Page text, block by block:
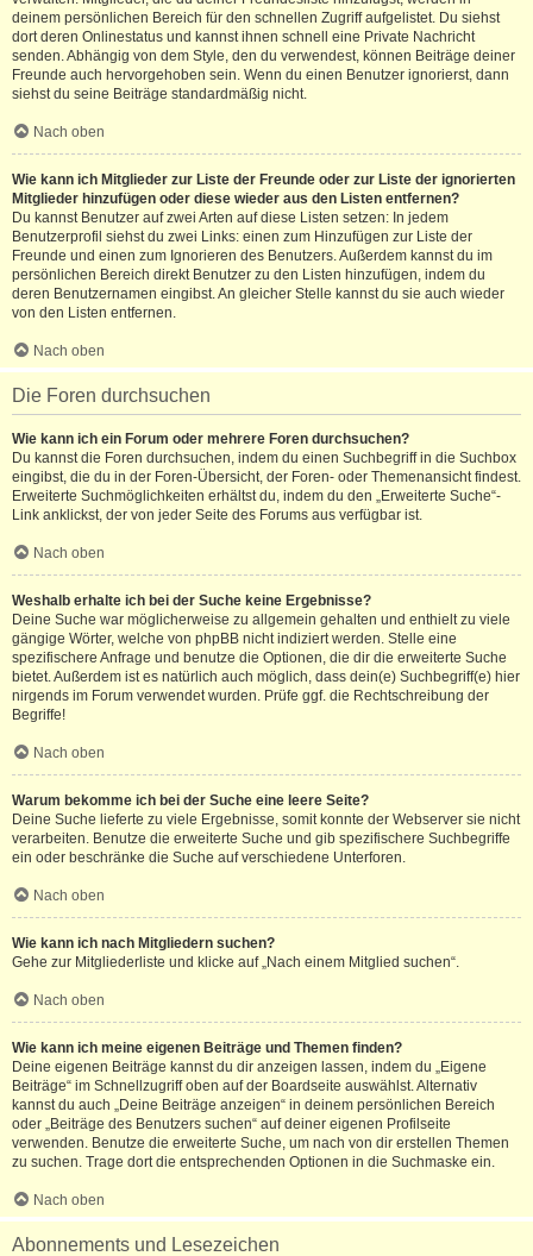
deinem persönlichen Bereich für den schnellen Zugriff aufgelistet. Du siehst
dort deren Onlinestatus und kannst ihnen schnell eine Private Nachricht
senden. Abhängig von dem Style, den du verwendest, können Beiträge deiner
Freunde auch hervorgehoben sein. Wenn du einen Benutzer ignorierst, dann
siehst du seine Beiträge standardmäßig nicht.
Nach oben
Wie kann ich Mitglieder zur Liste der Freunde oder zur Liste der ignorierten
Mitglieder hinzufügen oder diese wieder aus den Listen entfernen?
Du kannst Benutzer auf zwei Arten auf diese Listen setzen: In jedem
Benutzerprofil siehst du zwei Links: einen zum Hinzufügen zur Liste der
Freunde und einen zum Ignorieren des Benutzers. Außerdem kannst du im
persönlichen Bereich direkt Benutzer zu den Listen hinzufügen, indem du
deren Benutzernamen eingibst. An gleicher Stelle kannst du sie auch wieder
von den Listen entfernen.
Nach oben
Die Foren durchsuchen
Wie kann ich ein Forum oder mehrere Foren durchsuchen?
Du kannst die Foren durchsuchen, indem du einen Suchbegriff in die Suchbox
eingibst, die du in der Foren-Übersicht, der Foren- oder Themenansicht findest.
Erweiterte Suchmöglichkeiten erhältst du, indem du den „Erweiterte Suche“-
Link anklickst, der von jeder Seite des Forums aus verfügbar ist.
Nach oben
Weshalb erhalte ich bei der Suche keine Ergebnisse?
Deine Suche war möglicherweise zu allgemein gehalten und enthielt zu viele
gängige Wörter, welche von phpBB nicht indiziert werden. Stelle eine
spezifischere Anfrage und benutze die Optionen, die dir die erweiterte Suche
bietet. Außerdem ist es natürlich auch möglich, dass dein(e) Suchbegriff(e) hier
nirgends im Forum verwendet wurden. Prüfe ggf. die Rechtschreibung der
Begriffe!
Nach oben
Warum bekomme ich bei der Suche eine leere Seite?
Deine Suche lieferte zu viele Ergebnisse, somit konnte der Webserver sie nicht
verarbeiten. Benutze die erweiterte Suche und gib spezifischere Suchbegriffe
ein oder beschränke die Suche auf verschiedene Unterforen.
Nach oben
Wie kann ich nach Mitgliedern suchen?
Gehe zur Mitgliederliste und klicke auf „Nach einem Mitglied suchen“.
Nach oben
Wie kann ich meine eigenen Beiträge und Themen finden?
Deine eigenen Beiträge kannst du dir anzeigen lassen, indem du „Eigene
Beiträge“ im Schnellzugriff oben auf der Boardseite auswählst. Alternativ
kannst du auch „Deine Beiträge anzeigen“ in deinem persönlichen Bereich
oder „Beiträge des Benutzers suchen“ auf deiner eigenen Profilseite
verwenden. Benutze die erweiterte Suche, um nach von dir erstellen Themen
zu suchen. Trage dort die entsprechenden Optionen in die Suchmaske ein.
Nach oben
Abonnements und Lesezeichen